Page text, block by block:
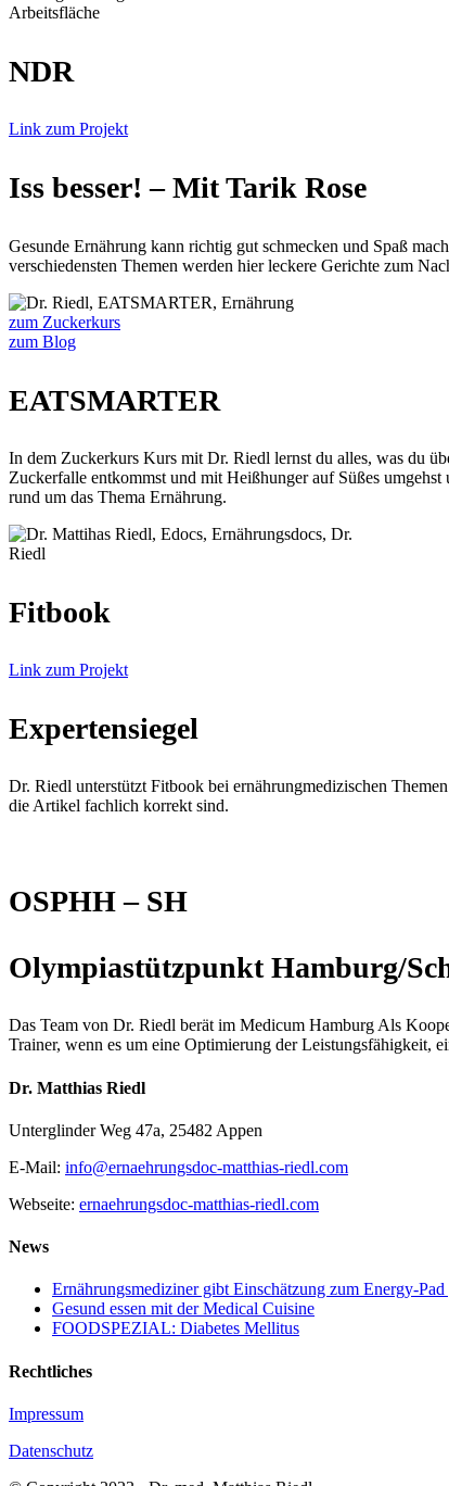
NDR
Link zum Projekt
Iss besser! – Mit Tarik Rose
Gesunde Ernährung kann richtig gut schmecken und Spaß
verschiedensten Themen werden hier leckere Gerichte zum
zum Zuckerkurs
zum Blog
EATSMARTER
In dem Zuckerkurs Kurs mit Dr. Riedl lernst du alles, was du
Zuckerfalle entkommst und mit Heißhunger auf Süßes
rund um das Thema Ernährung.
Fitbook
Link zum Projekt
Expertensiegel
Dr. Riedl unterstützt Fitbook bei ernährungmedizischen
die Artikel fachlich korrekt sind.
OSPHH – SH
Olympiastützpunkt Hamburg/
Das Team von Dr. Riedl berät im Medicum Hamburg Als
Trainer, wenn es um eine Optimierung der Leistungsfähigkeit,
Dr. Matthias Riedl
Unterglinder Weg 47a, 25482 Appen
E-Mail: info@ernaehrungsdoc-matthias-riedl.com
Webseite: ernaehrungsdoc-matthias-riedl.com
News
Ernährungsmediziner gibt Einschätzung zum Energy-
Gesund essen mit der Medical Cuisine
FOODSPEZIAL: Diabetes Mellitus
Rechtliches
Impressum
Datenschutz